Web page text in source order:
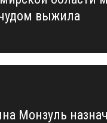
выжила
Монзуль